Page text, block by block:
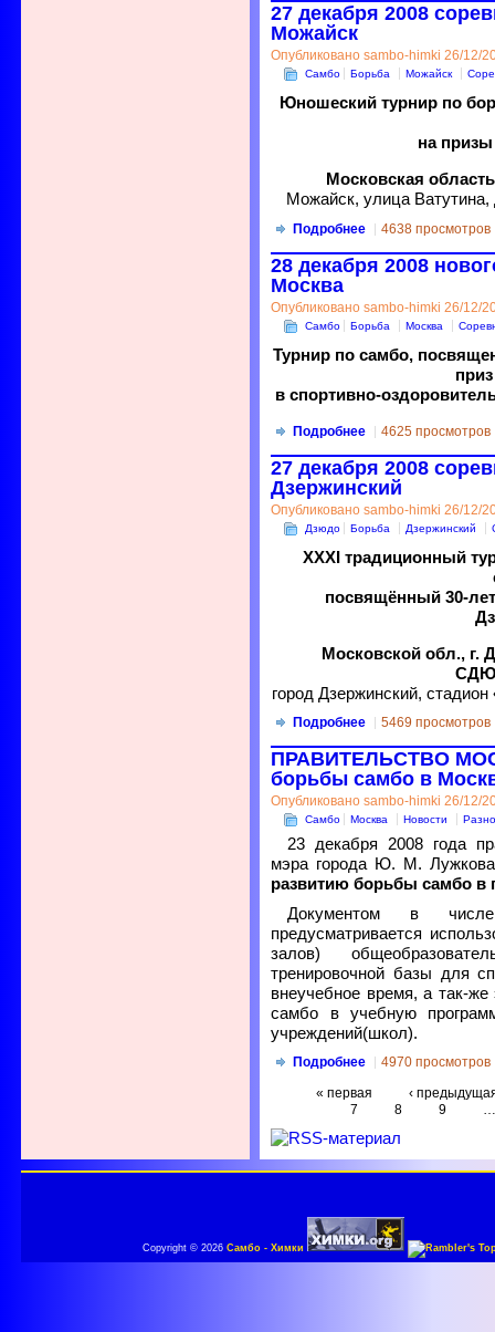
27 декабря 2008
Можайск
Опубликовано sambo-himki 26/12/
Самбо Борьба Можайск
Юношеский турнир по
на
Московская
Можайск, улица
Подробнее 4638 просмотров
28 декабря 2008
Москва
Опубликовано sambo-himki 26/12/
Самбо Борьба Москва
Турнир по самбо,
в спортивно-
Подробнее 4625 просмотров
27 декабря 2008
Дзержинский
Опубликовано sambo-himki 26/12/
Дзюдо Борьба Дзержинский
XXХI традиционный
посвящённый 30-
Московской обл., г.
город Дзержинский,
Подробнее 5469 просмотров
ПРАВИТЕЛЬСТВО
борьбы самбо в
Опубликовано sambo-himki 26/12/
Самбо Москва Новости
23 декабря 2008 года
мэра города Ю. М.
развитию борьбы самбо в
Документом в
предусматривается
залов)
тренировочной базы для
внеучебное время, а так-
самбо в учебную
учреждений(школ).
Подробнее
4970 просмотров
« первая
‹
7
8 9 …
Copyright © 2026Самбо - Химки